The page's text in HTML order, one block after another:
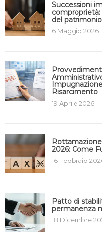
Successioni
del
6 Maggio 2026
Risarcimento
19 Aprile 2026
2026: Come
16 Febbraio
Patto di
permanenza
18 Dicembre